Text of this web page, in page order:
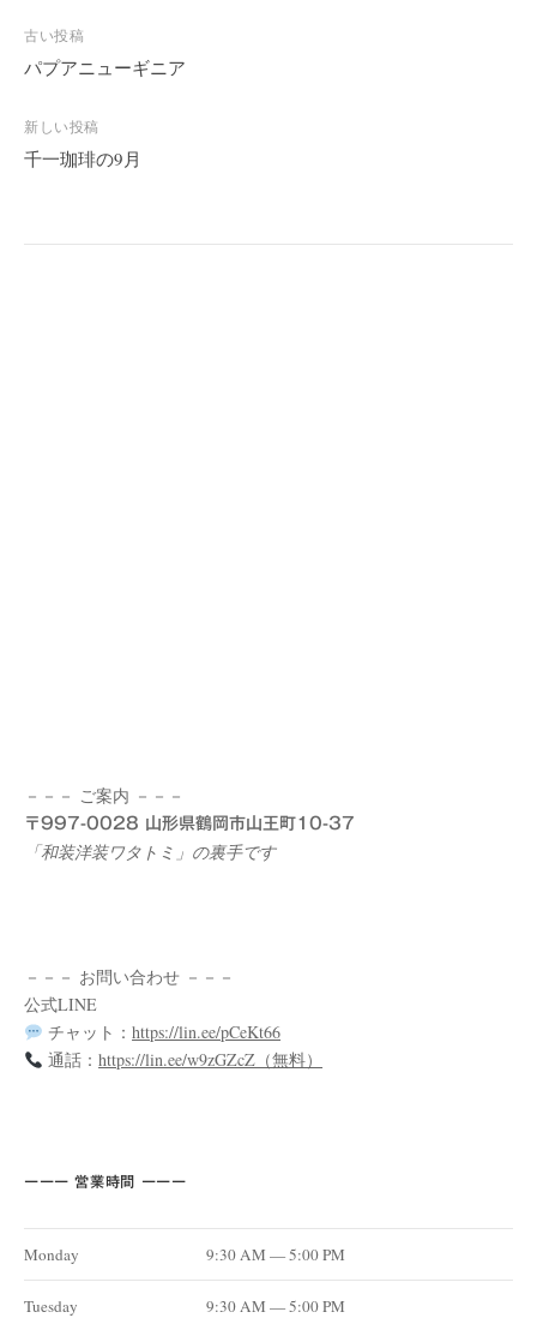
投
稿
ビ
ゲ
古い投稿
パプアニューギニア
新しい投稿
千一珈琲の9月
－－－ ご案内 －－－
〒997-0028 山形県鶴岡市山王町10-37
「和装洋装ワタトミ」の裏手です
－－－ お問い合わせ －－－
公式LINE
チャット：https://lin.ee/pCeKt66
通話：https://lin.ee/w9zGZcZ（無料）
ーーー 営業時間 ーーー
Monday 9:30 AM — 5:00 PM
Tuesday 9:30 AM — 5:00 PM